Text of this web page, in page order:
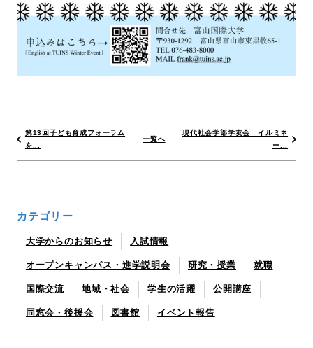
第13回子ども育成フォーラム
を...
一覧へ
現代社会学部学友会 イルミネ
ー...
カテゴリー
大学からのお知らせ 入試情報
オープンキャンパス・進学説明会 研究・授業 就職
国際交流 地域・社会 学生の活躍 公開講座
同窓会・後援会 図書館 イベント報告